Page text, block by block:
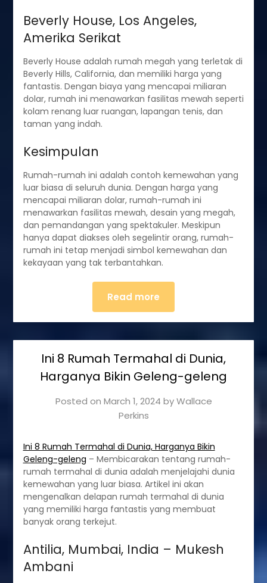
Beverly House, Los Angeles,
Amerika Serikat
Beverly House adalah rumah megah yang terletak di
Beverly Hills, California, dan memiliki harga yang
fantastis. Dengan biaya yang mencapai miliaran
dolar, rumah ini menawarkan fasilitas mewah seperti
kolam renang luar ruangan, lapangan tenis, dan
taman yang indah.
Kesimpulan
Rumah-rumah ini adalah contoh kemewahan yang
luar biasa di seluruh dunia. Dengan harga yang
mencapai miliaran dolar, rumah-rumah ini
menawarkan fasilitas mewah, desain yang megah,
dan pemandangan yang spektakuler. Meskipun
hanya dapat diakses oleh segelintir orang, rumah-
rumah ini tetap menjadi simbol kemewahan dan
kekayaan yang tak terbantahkan.
Read more
Ini 8 Rumah Termahal di Dunia,
Harganya Bikin Geleng-geleng
Posted on March 1, 2024 byWallace
Perkins
Ini 8 Rumah Termahal di Dunia, Harganya Bikin
Geleng-geleng – Membicarakan tentang rumah-
rumah termahal di dunia adalah menjelajahi dunia
kemewahan yang luar biasa. Artikel ini akan
mengenalkan delapan rumah termahal di dunia
yang memiliki harga fantastis yang membuat
banyak orang terkejut.
Antilia, Mumbai, India – Mukesh
Ambani